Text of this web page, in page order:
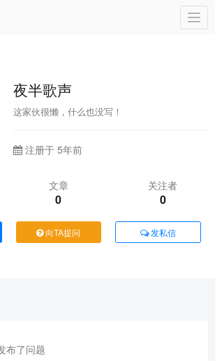
夜半歌声
这家伙很懒，什么也没写！
注册于 5年前
文章
0
关注者
0
向TA提问 发私信
布了问题